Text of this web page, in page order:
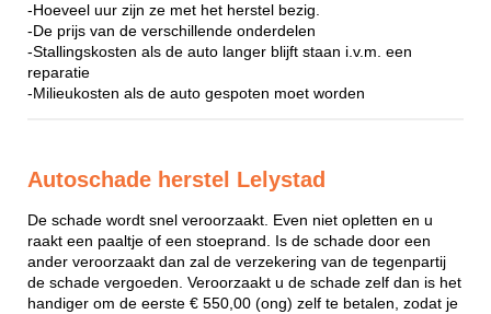
-Hoeveel uur zijn ze met het herstel bezig.
-De prijs van de verschillende onderdelen
-Stallingskosten als de auto langer blijft staan i.v.m. een
reparatie
-Milieukosten als de auto gespoten moet worden
Autoschade herstel Lelystad
De schade wordt snel veroorzaakt. Even niet opletten en u
raakt een paaltje of een stoeprand. Is de schade door een
ander veroorzaakt dan zal de verzekering van de tegenpartij
de schade vergoeden. Veroorzaakt u de schade zelf dan is het
handiger om de eerste € 550,00 (ong) zelf te betalen, zodat je